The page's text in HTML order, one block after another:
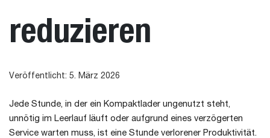
reduzieren
Veröffentlicht: 5. März 2026
Jede Stunde, in der ein Kompaktlader ungenutzt steht,
unnötig im Leerlauf läuft oder aufgrund eines verzögerten
Service warten muss, ist eine Stunde verlorener Produktivität.